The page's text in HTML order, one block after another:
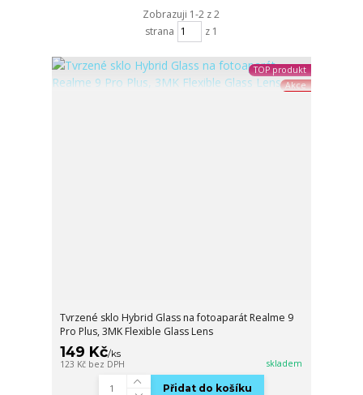
Zobrazuji 1-2 z 2
strana
z 1
TOP produkt
Akce
Tvrzené sklo Hybrid Glass na fotoaparát Realme 9
Pro Plus, 3MK Flexible Glass Lens
149 Kč/ks
123 Kč bez DPH skladem
Přidat do košíku